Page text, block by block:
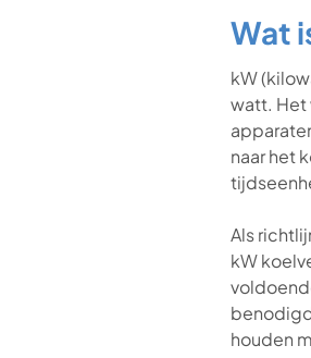
Wat
kW
watt. Het
naar het
Als
kW
houden